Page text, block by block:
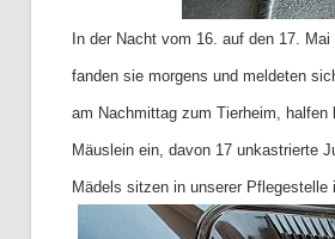
In der Nacht vom 16. auf den 17.
fanden sie morgens und meldeten
am Nachmittag zum Tierheim,
Mäuslein ein, davon 17 unkastrierte
Mädels sitzen in unserer Pflegestelle